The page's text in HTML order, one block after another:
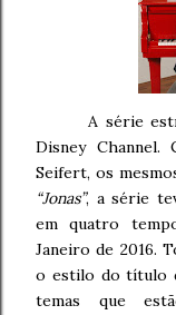
A série
Disney
Seifert, os
“Jonas”, a série
em quatro
Janeiro de 2016.
o estilo do título
temas que